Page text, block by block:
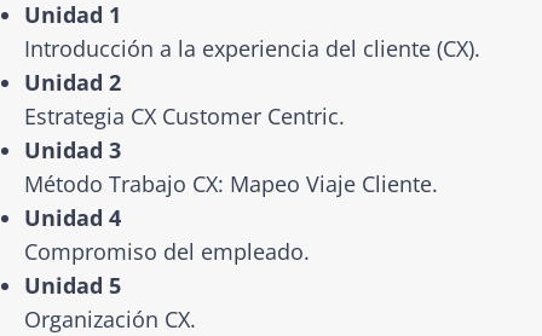
Unidad 1
Introducción a la experiencia del cliente (CX).
Unidad 2
Estrategia CX Customer Centric.
Unidad 3
Método Trabajo CX: Mapeo Viaje Cliente.
Unidad 4
Compromiso del empleado.
Unidad 5
Organización CX.